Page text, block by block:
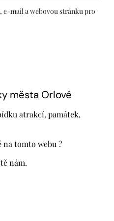
mail a webovou stránku pro
města Orlové
atrakcí, památek,
na tomto webu ?
nám.